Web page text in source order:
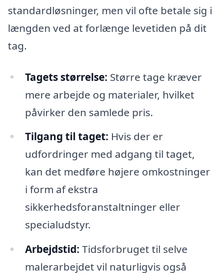
standardløsninger, men vil ofte betale sig i
længden ved at forlænge levetiden på dit
tag.
Tagets størrelse: Større tage kræver
mere arbejde og materialer, hvilket
påvirker den samlede pris.
Tilgang til taget: Hvis der er
udfordringer med adgang til taget,
kan det medføre højere omkostninger
i form af ekstra
sikkerhedsforanstaltninger eller
specialudstyr.
Arbejdstid: Tidsforbruget til selve
malerarbejdet vil naturligvis også